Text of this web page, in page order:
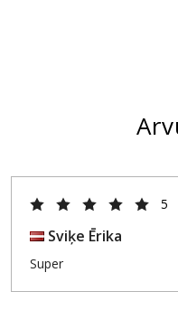
5
Sviķe Ērika
Super